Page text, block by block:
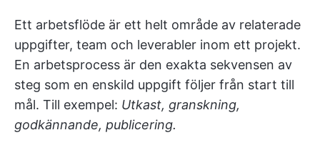
Ett arbetsflöde är ett helt område av relaterade
uppgifter, team och leverabler inom ett projekt.
En arbetsprocess är den exakta sekvensen av
steg som en enskild uppgift följer från start till
mål. Till exempel: Utkast, granskning,
godkännande, publicering.